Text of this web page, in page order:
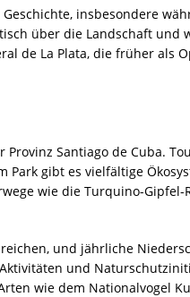
insbesondere
über die Landschaft und
de La Plata, die früher als
Santiago de Cuba.
gibt es vielfältige
wie die Turquino-
und jährliche
und
wie dem Nationalvogel